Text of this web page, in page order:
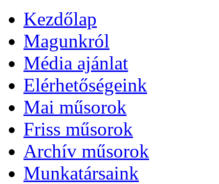
Kezdőlap
Magunkról
Média ajánlat
Elérhetőségeink
Mai műsorok
Friss műsorok
Archív műsorok
Munkatársaink